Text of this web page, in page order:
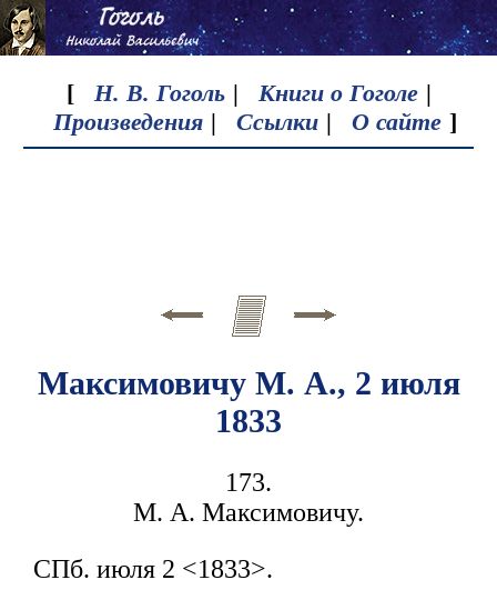
[ Н. В. Гоголь | Книги о Гоголе |
Произведения | Ссылки | О сайте ]
Максимовичу М. А., 2 июля
1833
173.
М. А. Максимовичу.
СПб. июля 2 <1833>.